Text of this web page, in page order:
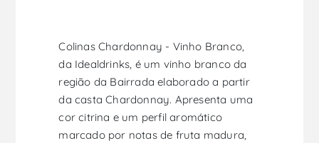
Colinas Chardonnay - Vinho Branco,
da Idealdrinks, é um vinho branco da
região da Bairrada elaborado a partir
da casta Chardonnay. Apresenta uma
cor citrina e um perfil aromático
marcado por notas de fruta madura,